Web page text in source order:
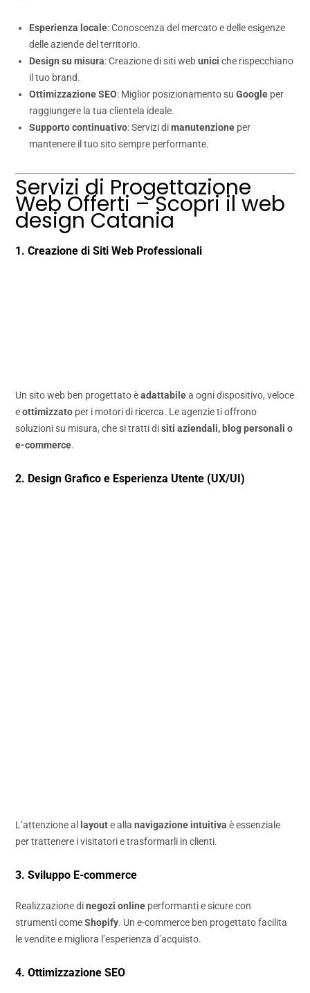
Esperienza locale: Conoscenza del mercato e delle esigenze
delle aziende del territorio.
Design su misura: Creazione di siti webunici che rispecchiano
il tuo brand.
Ottimizzazione SEO: Miglior posizionamento suGoogle per
raggiungere la tua clientela ideale.
Supporto continuativo: Servizi dimanutenzione per
mantenere il tuo sito sempre performante.
Servizi di Progettazione
Web Offerti – Scopri il web
design Catania
1. Creazione di Siti Web Professionali
Un sito web ben progettato èadattabilea ogni dispositivo, veloce
eottimizzato per i motori di ricerca. Le agenzie ti offrono
soluzioni su misura, che si tratti disiti aziendali, blog personali o
e-commerce.
2. Design Grafico e Esperienza Utente (UX/UI)
L’attenzione al layoute allanavigazione intuitiva è essenziale
per trattenere i visitatori e trasformarli in clienti.
3. Sviluppo E-commerce
Realizzazione dinegozi online performanti e sicure con
strumenti comeShopify. Un e-commerce ben progettato facilita
le vendite e migliora l’esperienza d’acquisto.
4. Ottimizzazione SEO